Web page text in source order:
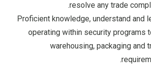
resolve any trade
Proficient knowledge, understand and
operating within security programs
warehousing, packaging and